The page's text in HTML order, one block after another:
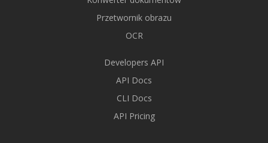
Przetwornik obrazu
OCR
Developers API
API Docs
CLI Docs
API Pricing